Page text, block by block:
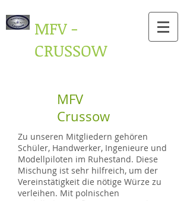
MFV -
CRUSSOW
MFV
Crussow
Zu unseren Mitgliedern gehören
Schüler, Handwerker, Ingenieure und
Modellpiloten im Ruhestand. Diese
Mischung ist sehr hilfreich, um der
Vereinstätigkeit die nötige Würze zu
verleihen. Mit polnischen